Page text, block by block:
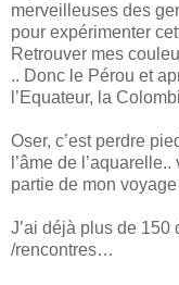
merveilleuses des
pour expérimenter
Retrouver mes
.. Donc le Pérou et
l’Equateur, la
Oser, c’est perdre
l’âme de
partie de mon voyage
J’ai déjà plus de
/rencontres…